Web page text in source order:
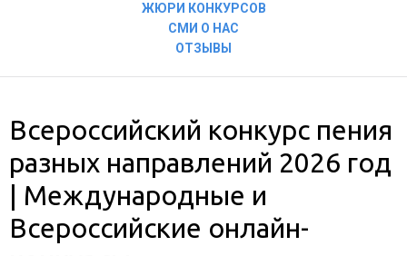
ЖЮРИ КОНКУРСОВ
СМИ О НАС
ОТЗЫВЫ
Всероссийский конкурс пения
разных направлений 2026 год
| Международные и
Всероссийские онлайн-